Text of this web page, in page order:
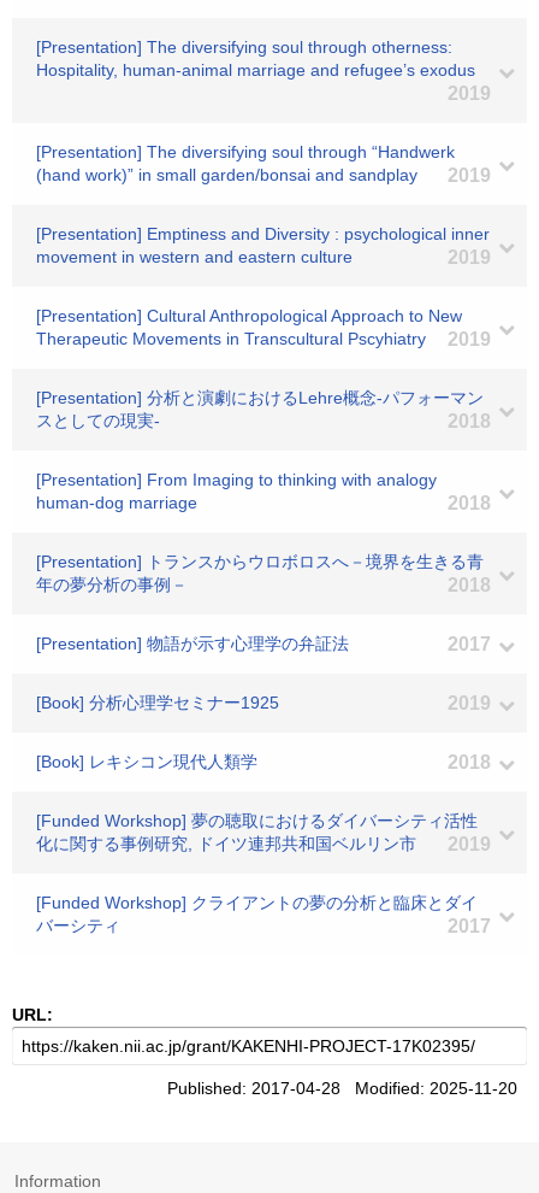
[Presentation] The diversifying soul through otherness:
Hospitality, human-animal marriage and refugee’s exodus
2019
[Presentation] The diversifying soul through “Handwerk
(hand work)” in small garden/bonsai and sandplay
2019
[Presentation] Emptiness and Diversity : psychological inner
movement in western and eastern culture
2019
[Presentation] Cultural Anthropological Approach to New
Therapeutic Movements in Transcultural Pscyhiatry
2019
[Presentation] 分析と演劇におけるLehre概念-パフォーマン
スとしての現実-
2018
[Presentation] From Imaging to thinking with analogy
human-dog marriage
2018
[Presentation] トランスからウロボロスへ－境界を生きる青
年の夢分析の事例－
2018
[Presentation] 物語が示す心理学の弁証法 2017
[Book] 分析心理学セミナー1925 2019
[Book] レキシコン現代人類学 2018
[Funded Workshop] 夢の聴取におけるダイバーシティ活性
化に関する事例研究, ドイツ連邦共和国ベルリン市
2019
[Funded Workshop] クライアントの夢の分析と臨床とダイ
バーシティ
2017
URL:
Published: 2017-04-28 Modified: 2025-11-20
Information